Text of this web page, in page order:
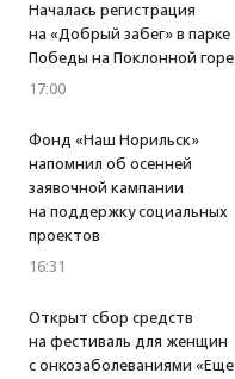
Началась регистрация
на «Добрый забег» в парке
Победы на Поклонной горе
17:00
Фонд «Наш Норильск»
напомнил об осенней
заявочной кампании
на поддержку социальных
проектов
16:31
Открыт сбор средств
на фестиваль для женщин
с онкозаболеваниями «Еще